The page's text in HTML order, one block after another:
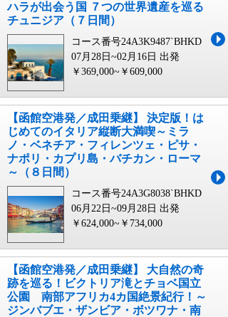
ハラが出会う国 ７つの世界遺産を巡る
チュニジア（７日間）
コース番号24A3K9487`BHKD
07月28日~02月16日 出発
￥369,000~￥609,000
【函館空港発／成田乗継】 決定版！は
じめてのイタリア縦断大満喫～ミラ
ノ・ベネチア・フィレンツェ・ピサ・
ナポリ・カプリ島・バチカン・ローマ
～（８日間）
コース番号24A3G8038`BHKD
06月22日~09月28日 出発
￥624,000~￥734,000
【函館空港発／成田乗継】 大自然の奇
跡を巡る！ビクトリア滝とチョベ国立
公園 南部アフリカ4カ国絶景紀行！～
ジンバブエ・ザンビア・ボツワナ・南